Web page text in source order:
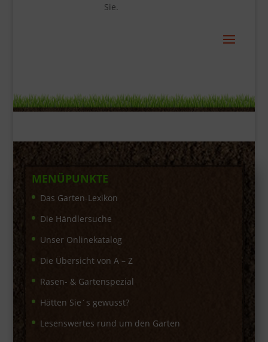
Sie.
MENÜPUNKTE
Das Garten-Lexikon
Die Händlersuche
Unser Onlinekatalog
Die Übersicht von A – Z
Rasen- & Gartenspezial
Hätten Sie´s gewusst?
Lesenswertes rund um den Garten